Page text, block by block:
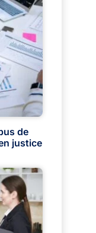
de
justice